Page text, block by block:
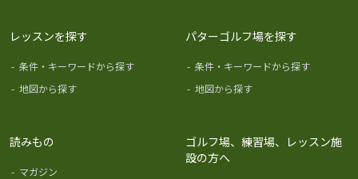
レッスンを探す
- 条件・キーワードから探す
- 地図から探す
パターゴルフ場を探す
- 条件・キーワードから探す
- 地図から探す
読みもの
- マガジン
ゴルフ場、練習場、レッスン施
設の方へ